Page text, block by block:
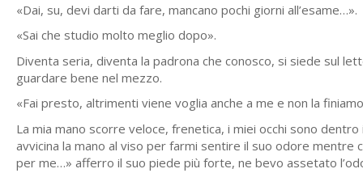
«Dai, su, devi darti da fare, mancano pochi giorni all’esame…».
«Sai che studio molto meglio dopo».
Diventa seria, diventa la padrona che conosco, si siede sul
guardare bene nel mezzo.
«Fai presto, altrimenti viene voglia anche a me e non la
La mia mano scorre veloce, frenetica, i miei occhi sono
avvicina la mano al viso per farmi sentire il suo odore mentre
per me…» afferro il suo piede più forte, ne bevo assetato